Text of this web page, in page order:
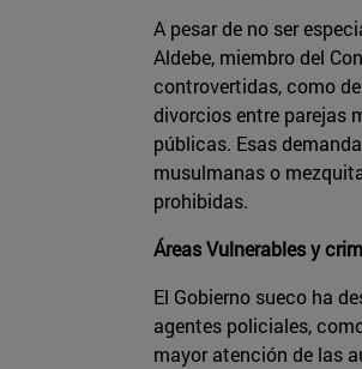
A pesar de no ser
Aldebe, miembro del
controvertidas, como
divorcios entre parejas
públicas. Esas
musulmanas o
prohibidas.
Áreas Vulnerables y
El Gobierno sueco ha
agentes policiales,
mayor atención de las